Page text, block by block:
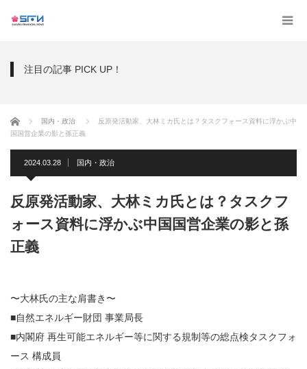
注目の記事 PICK UP！
ホーム 国内・政治
反原発活動家、大林ミカ氏とは？タスクフォース資料に浮かぶ中
国国営企業の影と孫正義
2024.03.28 国内・政治
反原発活動家、大林ミカ氏とは？タスクフ
ォース資料に浮かぶ中国国営企業の影と孫
正義
〜大林氏の主な肩書き〜
■自然エネルギー財団 事業局長
■内閣府 再生可能エネルギー等に関する規制等の総点検タスクフォ
ース 構成員